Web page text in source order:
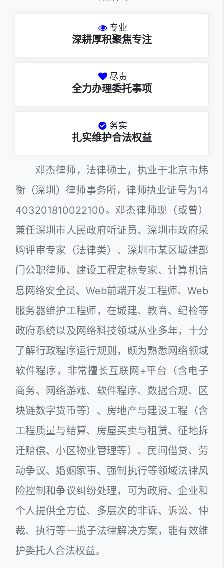
专业
深耕厚积聚焦专注
尽责
全力办理委托事项
务实
扎实维护合法权益
邓杰律师，法律硕士，执业于北京市炜
衡（深圳）律师事务所，律师执业证号为14
403201810022100。邓杰律师现（或曾）
兼任深圳市人民政府听证员、深圳市政府采
购评审专家（法律类）、深圳市某区城建部
门公职律师、建设工程定标专家、计算机信
息网络安全员、Web前端开发工程师、Web
服务器维护工程师，在城建、教育、纪检等
政府系统以及网络科技领域从业多年，十分
了解行政程序运行规则，颇为熟悉网络领域
软件程序，非常擅长互联网+平台（含电子
商务、网络游戏、软件程序、数据合规、区
块链数字货币等）、房地产与建设工程（含
工程质量与结算、房屋买卖与租赁、征地拆
迁赔偿、小区物业管理等）、民间借贷、劳
动争议、婚姻家事、强制执行等领域法律风
险控制和争议纠纷处理，可为政府、企业和
个人提供全方位、多层次的非诉、诉讼、仲
裁、执行等一揽子法律解决方案，能有效维
护委托人合法权益。